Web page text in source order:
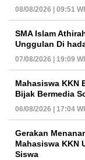
08/08/2026 | 09:51
SMA Islam
Unggulan Di
07/08/2026 | 19:09
Mahasiswa KKN
Bijak Bermedia
06/08/2026 | 17:04
Gerakan
Mahasiswa KKN
Siswa